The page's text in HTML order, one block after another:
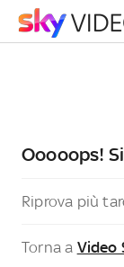
Ooooops!
Riprova più
Torna a Video